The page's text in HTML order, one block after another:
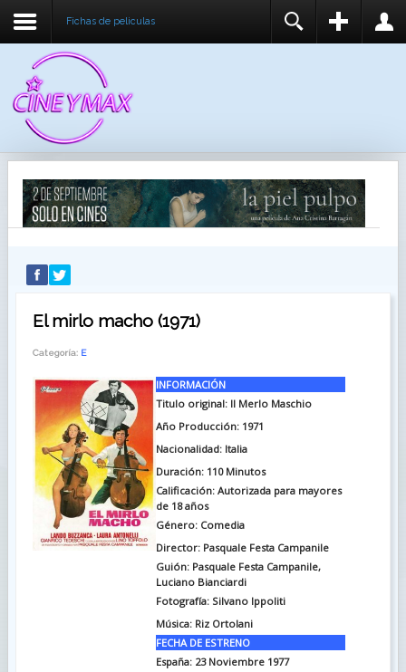
Fichas de peliculas
RECUÉRDEME
IDENTIFICARSE
REGISTER
El mirlo macho (1971)
Categoría: E
INFORMACIÓN
Titulo original: Il Merlo Maschio
Año Producción: 1971
Nacionalidad: Italia
Duración: 110 Minutos
Calificación: Autorizada para mayores
de 18 años
Género: Comedia
Director: Pasquale Festa Campanile
Guión: Pasquale Festa Campanile,
Luciano Bianciardi
Fotografía: Silvano Ippoliti
Música: Riz Ortolani
FECHA DE ESTRENO
España: 23 Noviembre 1977